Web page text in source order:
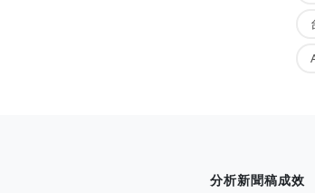
分析新聞稿成效